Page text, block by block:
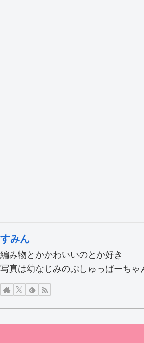
すみん
編み物とかかわいいのとか好き
写真は幼なじみのぷしゅっぱーちゃ